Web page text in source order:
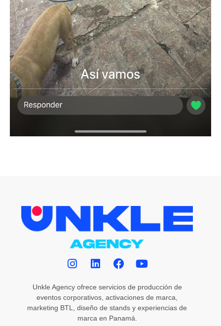
Unkle Agency ofrece servicios de producción de
eventos corporativos, activaciones de marca,
marketing BTL, diseño de stands y experiencias de
marca en Panamá.